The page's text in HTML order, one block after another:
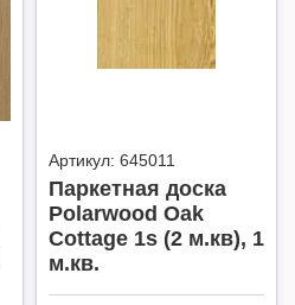
Артикул: 645011
Паркетная доска
Polarwood Oak
Cottage 1s (2 м.кв), 1
м.кв.